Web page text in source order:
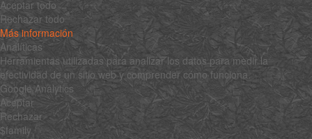
Aceptar todo
Rechazar todo
Más información
Analíticas
Herramientas utilizadas para analizar los datos para medir la
efectividad de un sitio web y comprender cómo funciona.
Google Analytics
Aceptar
Rechazar
$family